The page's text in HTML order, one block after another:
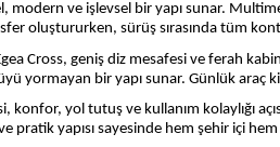
modern ve işlevsel bir yapı sunar.
oluştururken, sürüş sırasında tüm
Cross, geniş diz mesafesi ve ferah
yormayan bir yapı sunar. Günlük araç
konfor, yol tutuş ve kullanım kolaylığı
pratik yapısı sayesinde hem şehir içi